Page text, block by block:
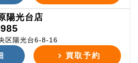
陽光台店
区陽光台6-8-16
買取予約